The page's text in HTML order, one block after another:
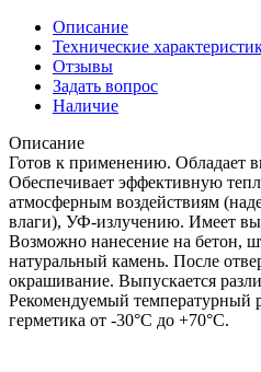
Описание
Технические
Отзывы
Задать вопрос
Наличие
Описание
Готов к применению. Обладает
Обеспечивает эффективную
атмосферным воздействиям
влаги), УФ-излучению. Имеет
Возможно нанесение на бетон,
натуральный камень. После
окрашивание. Выпускается
Рекомендуемый температурный
герметика от -30°С до +70°С.